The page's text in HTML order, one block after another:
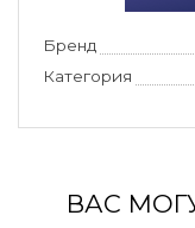
Бренд
Категория
ВАС